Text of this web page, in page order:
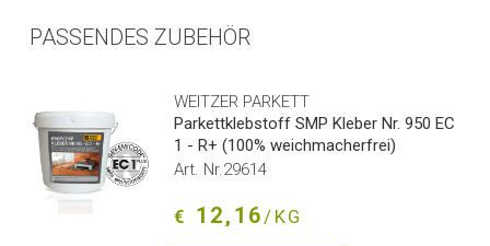
PASSENDES ZUBEHÖR
WEITZER PARKETT
Parkettklebstoff SMP Kleber Nr. 950 EC
1 - R+ (100% weichmacherfrei)
Art. Nr.29614
€ 12,16/KG